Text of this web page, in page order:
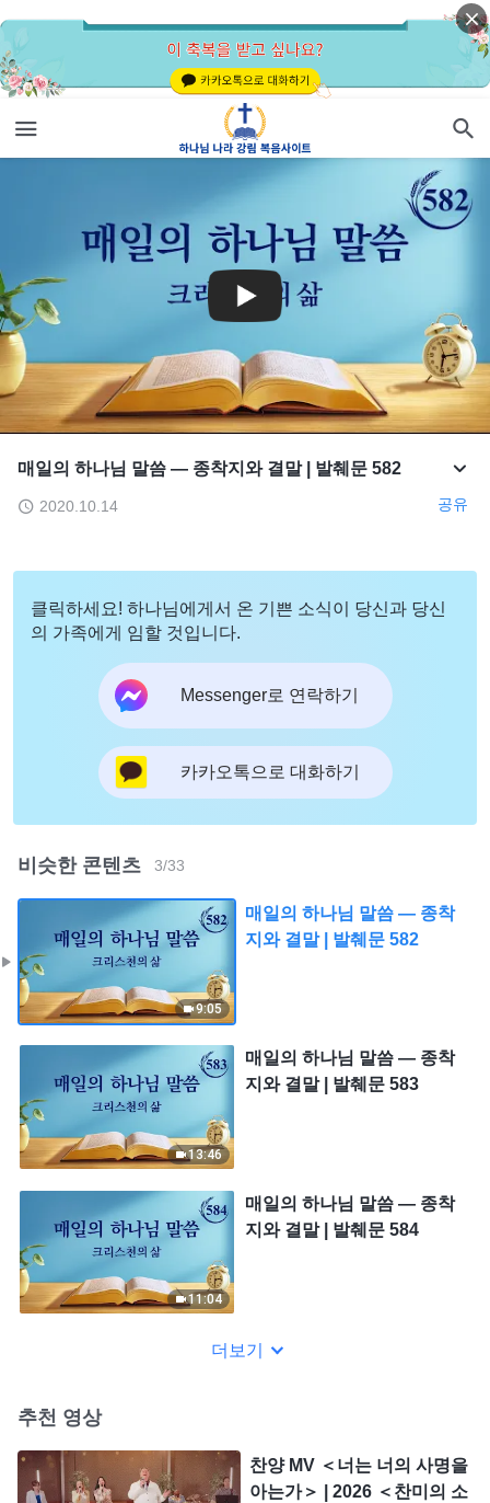
매일의 하나님 말씀 ― 종착지와 결말 | 발췌문 582
2020.10.14 공유
클릭하세요! 하나님에게서 온 기쁜 소식이 당신과 당신
의 가족에게 임할 것입니다.
Messenger로 연락하기
카카오톡으로 대화하기
비슷한 콘텐츠 3/33
9:05
매일의 하나님 말씀 ― 종착
지와 결말 | 발췌문 582
13:46
매일의 하나님 말씀 ― 종착
지와 결말 | 발췌문 583
11:04
매일의 하나님 말씀 ― 종착
지와 결말 | 발췌문 584
더보기
추천 영상
찬양 MV ＜너는 너의 사명을
아는가＞ | 2026 ＜찬미의 소